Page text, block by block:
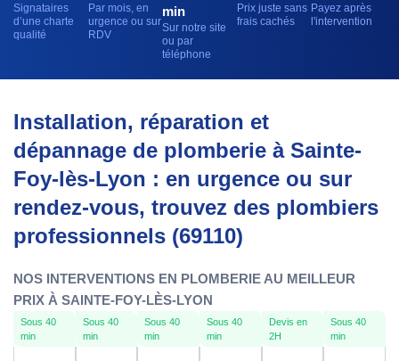
Signataires
d’une charte
qualité
Par mois, en
urgence ou sur
RDV
min
Sur notre site
ou par
téléphone
Prix juste sans
frais cachés
Payez après
l'intervention
Installation, réparation et
dépannage de plomberie à Sainte-
Foy-lès-Lyon : en urgence ou sur
rendez-vous, trouvez des plombiers
professionnels (69110)
NOS INTERVENTIONS EN PLOMBERIE AU MEILLEUR
PRIX À SAINTE-FOY-LÈS-LYON
Sous 40
min
Sous 40
min
Sous 40
min
Sous 40
min
Devis en
2H
Sous 40
min